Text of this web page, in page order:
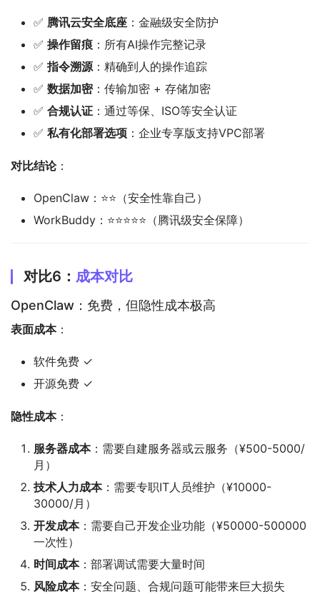
✅ 腾讯云安全底座 ：金融级安全防护
✅ 操作留痕 ：所有AI操作完整记录
✅ 指令溯源：精确到人的操作追踪
✅ 数据加密：传输加密 + 存储加密
✅ 合规认证 ：通过等保、ISO等安全认证
✅ 私有化部署选项 ：企业专享版支持VPC部署
对比结论：
OpenClaw：⭐⭐（安全性靠自己）
WorkBuddy：⭐⭐⭐⭐⭐（腾讯级安全保障）
对比6： 成本对比
OpenClaw：免费，但隐性成本极高
表面成本：
软件免费 ✓
开源免费 ✓
隐性成本：
服务器成本：需要自建服务器或云服务（¥500-5000/
月）
技术人力成本：需要专职IT人员维护（¥10000-
30000/月）
开发成本：需要自己开发企业功能（¥50000-500000
一次性）
时间成本：部署调试需要大量时间
风险成本：安全问题、合规问题可能带来巨大损失